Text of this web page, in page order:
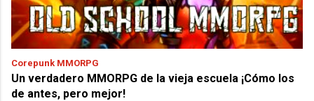
Corepunk MMORPG
Un verdadero MMORPG de la vieja escuela ¡Cómo los
de antes, pero mejor!